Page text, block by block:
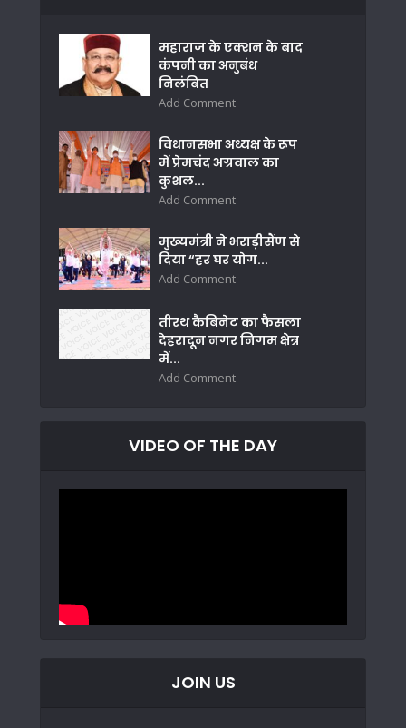
महाराज के एक्शन के बाद
कंपनी का अनुबंध
निलंबित
Add Comment
विधानसभा अध्यक्ष के रूप
में प्रेमचंद अग्रवाल का
कुशल...
Add Comment
मुख्यमंत्री ने भराड़ीसैंण से
दिया “हर घर योग...
Add Comment
तीरथ कैबिनेट का फैसला
देहरादून नगर निगम क्षेत्र
में...
Add Comment
VIDEO OF THE DAY
JOIN US